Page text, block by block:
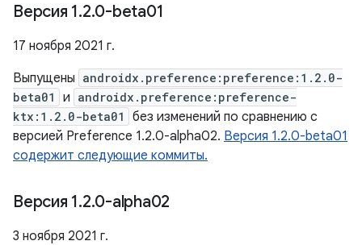
Версия 1.2.0-beta01
17 ноября 2021 г.
Выпущены androidx.preference:preference:1.2.0-
beta01
и androidx.preference:preference-
ktx:1.2.0-beta01
без изменений по сравнению с
версией Preference 1.2.0-alpha02. Версия 1.2.0-beta01
содержит следующие коммиты.
Версия 1.2.0-alpha02
3 ноября 2021 г.